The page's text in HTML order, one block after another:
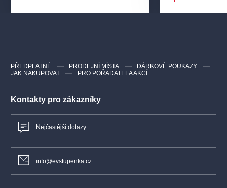
Kontakty pro zákazníky
Nejčastější dotazy
info@evstupenka.cz
PŘEDPLATNÉ PRODEJNÍ MÍSTA
DÁRKOVÉ POUKAZY
JAK NAKUPOVAT
PRO POŘADATELA AKCÍ